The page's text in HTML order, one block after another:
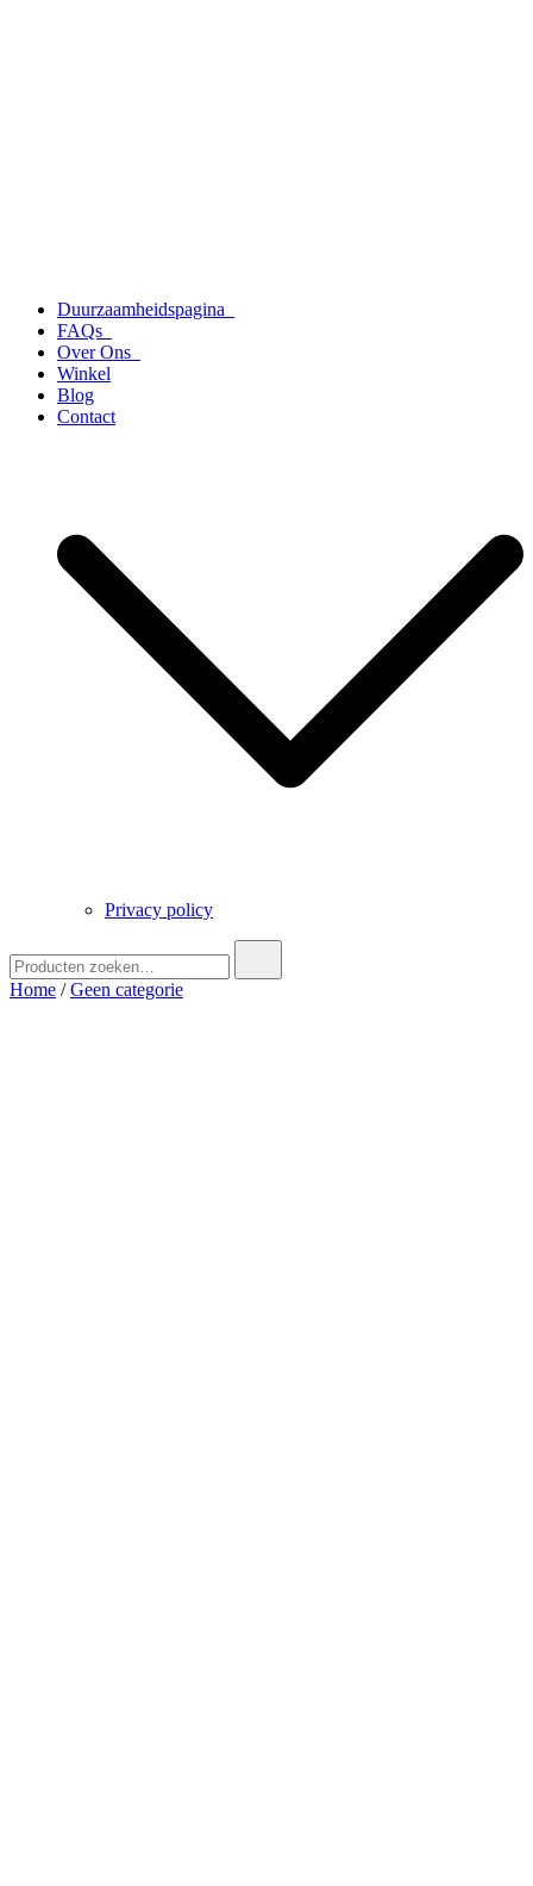
Duurzaamheidspagina
FAQs
Over Ons
Winkel
Blog
Contact
Privacy policy
naar:
Home /Geen categorie